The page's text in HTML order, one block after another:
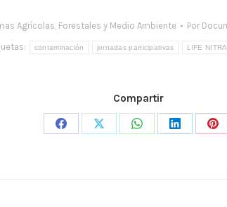
Agrícolas, Forestales y Medio Ambiente Por
contaminación jornadas participativas LIFE
Compartir
Share
Share
Share
Share